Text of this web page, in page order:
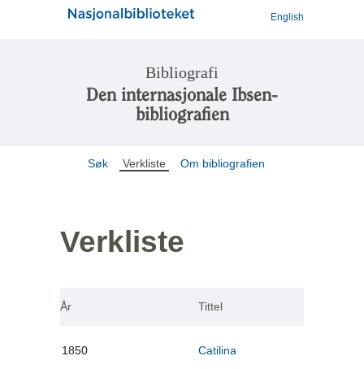
English
Bibliografi
Den internasjonale Ibsen-
bibliografien
Søk Verkliste Om bibliografien
Verkliste
År Tittel
1850 Catilina